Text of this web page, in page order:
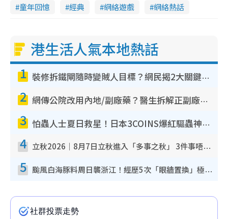
童年回憶 經典 網絡遊戲 網絡熱話
港生活人氣本地熱話
1 裝修拆鐵閘隨時變賊人目標？網民揭2大關鍵用途：裝新式等於白裝？附新舊鐵閘分別
2 網傳公院改用內地/副廠藥？醫生拆解正副廠分別 揭4類人換藥隨時出事
3 怕蟲人士夏日救星！日本3COINS爆紅驅蟲神器$45起 1招「全程免觸碰」輕鬆搞定小強
4 立秋2026｜8月7日立秋進入「多事之秋」 3件事唔做得！專家教6招開運 清枱頭／銀包納氣接好運
5 颱風白海豚料周日襲浙江！經歷5次「眼牆置換」極罕見 成登陸內地最長途颱風